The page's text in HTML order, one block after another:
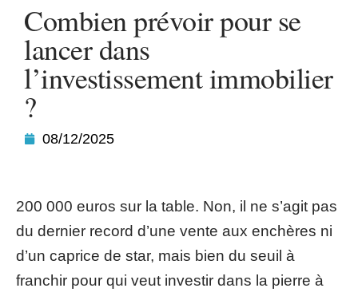
Combien prévoir pour se
lancer dans
l’investissement immobilier
?
08/12/2025
200 000 euros sur la table. Non, il ne s’agit pas
du dernier record d’une vente aux enchères ni
d’un caprice de star, mais bien du seuil à
franchir pour qui veut investir dans la pierre à